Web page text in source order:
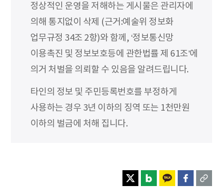
정상적인 운영을 저해하는 게시물은 관리자에
의해 통지없이 삭제 (근거:예술위 정보화
업무규정 34조 2항)와 함께, ‘정보통신망
이용촉진 및 정보보호등에 관한법률 제 61조’에
의거 처벌을 의뢰할 수 있음을 알려드립니다.
타인의 정보 및 주민등록번호를 부정하게
사용하는 경우 3년 이하의 징역 또는 1천만원
이하의 벌금에 처해 집니다.